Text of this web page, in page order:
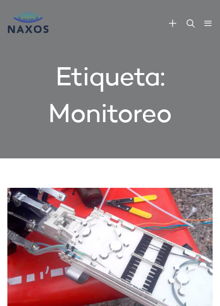
Etiqueta:
Monitoreo